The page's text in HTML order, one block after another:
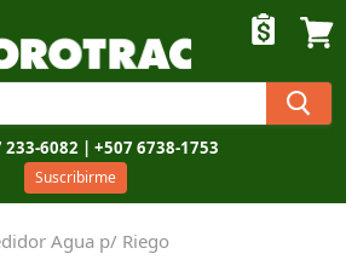
233-6082 | +507 6738-1753
Suscribirme
Agua p/ Riego